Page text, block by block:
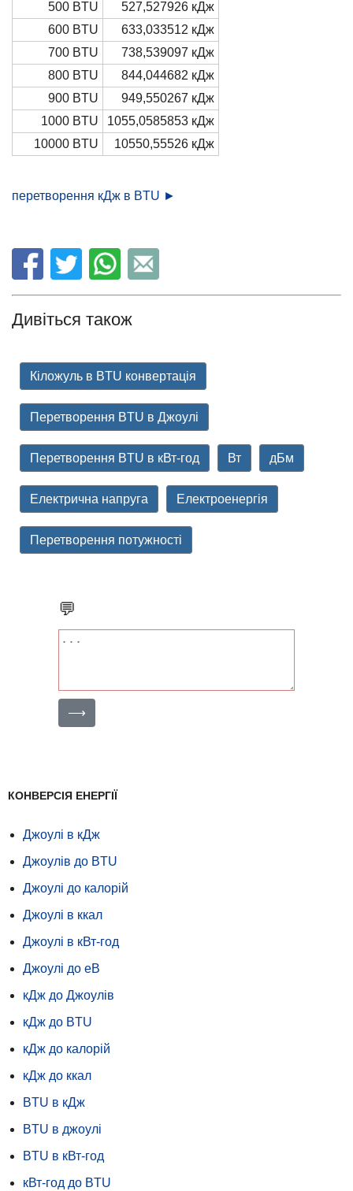
500 BTU
527,527926 кДж
600 BTU
633,033512 кДж
700 BTU
738,539097 кДж
800 BTU
844,044682 кДж
900 BTU
949,550267 кДж
1000 BTU
1055,0585853 кДж
10000 BTU
10550,55526 кДж
перетворення кДж в BTU ►
Дивіться також
Кіложуль в BTU конвертація
Перетворення BTU в Джоулі
Перетворення BTU в кВт-год Вт дБм
Електрична напруга Електроенергія
Перетворення потужності
💬
⟶
КОНВЕРСІЯ ЕНЕРГІЇ
Джоулі в кДж
Джоулів до BTU
Джоулі до калорій
Джоулі в ккал
Джоулі в кВт-год
Джоулі до еВ
кДж до Джоулів
кДж до BTU
кДж до калорій
кДж до ккал
BTU в кДж
BTU в джоулі
BTU в кВт-год
кВт-год до BTU